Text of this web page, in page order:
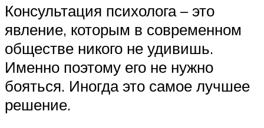
Консультация психолога – это
явление, которым в современном
обществе никого не удивишь.
Именно поэтому его не нужно
бояться. Иногда это самое лучшее
решение.